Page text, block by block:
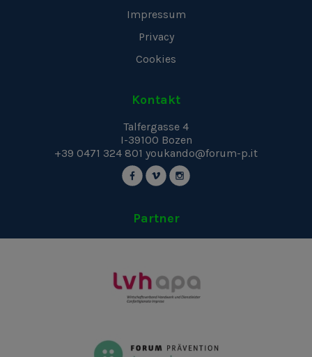
Impressum
Privacy
Cookies
Kontakt
Talfergasse 4
I-39100 Bozen
+39 0471 324 801 youkando@forum-p.it
Partner